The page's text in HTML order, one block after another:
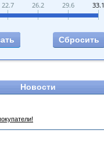
22.7 26.2 29.6 33.1
Новости